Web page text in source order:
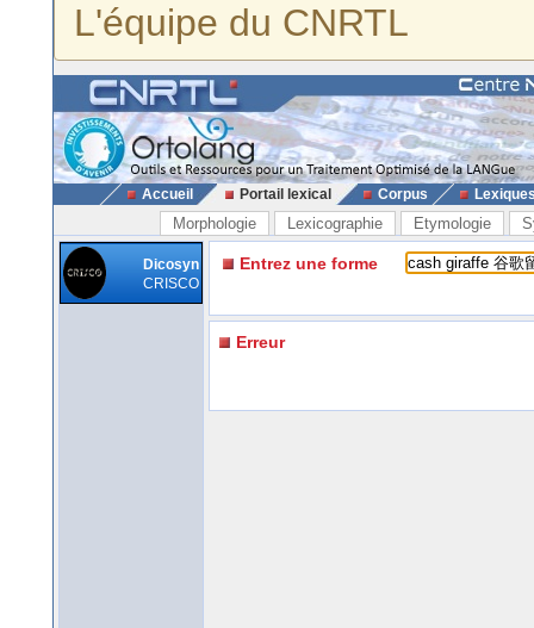
L'équipe du CNRTL
Accueil Portail lexical Corpus
Morphologie Lexicographie Etymologie
Dicosyn
CRISCO
Entrez une forme
Erreur